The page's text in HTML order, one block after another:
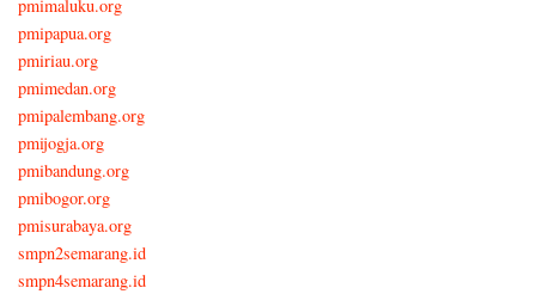
pmimaluku.org
pmipapua.org
pmiriau.org
pmimedan.org
pmipalembang.org
pmijogja.org
pmibandung.org
pmibogor.org
pmisurabaya.org
smpn2semarang.id
smpn4semarang.id